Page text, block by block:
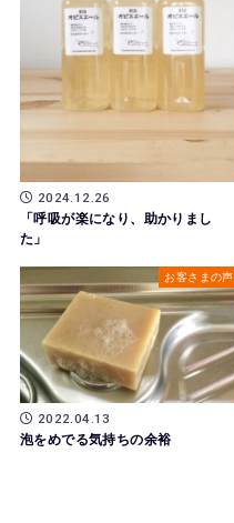
2024.12.26
「呼吸が楽になり、助かりまし
た」
お客さまの声
2022.04.13
泡をめでる気持ちの余裕